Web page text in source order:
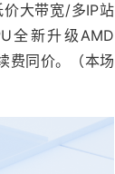
大带宽/多IP站
全新升级AMD
费同价。（本场